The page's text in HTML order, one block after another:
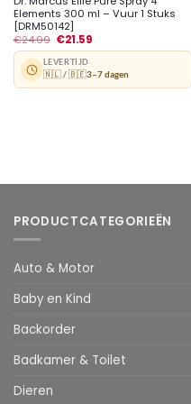
Elements 300 ml – Vuur 1 Stuks
[DRM50142]
€24.99 €21.59
LEVERTIJD
🇳🇱 / 🇧🇪3–7 dagen
PRODUCTCATEGORIEËN
Auto & Motor
Baby en Kind
Backorder
Badkamer & Toilet
Dieren